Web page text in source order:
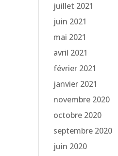
juillet 2021
juin 2021
mai 2021
avril 2021
février 2021
janvier 2021
novembre 2020
octobre 2020
septembre 2020
juin 2020